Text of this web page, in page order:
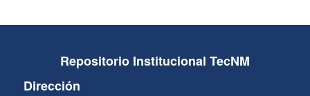
Repositorio Institucional TecNM
Dirección